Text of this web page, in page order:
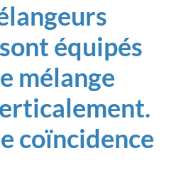
sont équipés
mélange
coïncidence